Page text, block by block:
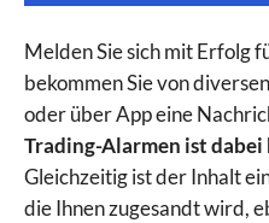
Melden Sie sich mit Erfolg
bekommen Sie von
oder über App eine
Trading-Alarmen ist
Gleichzeitig ist der Inhalt
die Ihnen zugesandt wird,